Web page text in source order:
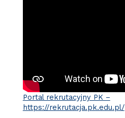
Portal rekrutacyjny PK –
https://rekrutacja.pk.edu.pl/